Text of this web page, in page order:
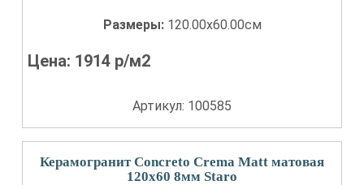
Размеры: 120.00x60.00см
Цена: 1914 р/м2
Артикул: 100585
Керамогранит Concreto Crema Matt матовая
120x60 8мм Staro